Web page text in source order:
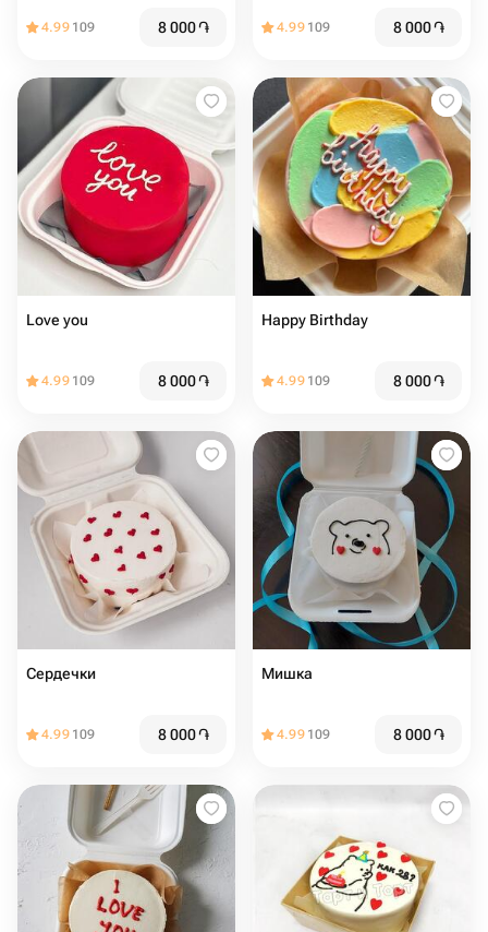
4.99 109 8 000֏ 4.99 109 8 000֏
Love you
4.99 109 8 000֏
Happy Birthday
4.99 109 8 000֏
Сердечки
4.99 109 8 000֏
Мишка
4.99 109 8 000֏